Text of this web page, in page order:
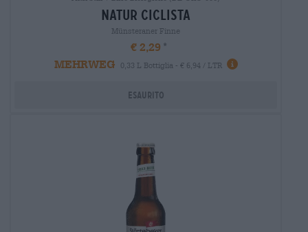
natur Ciclista
Münsteraner Finne
€ 2,29
MEHRWEG
0,33 L Bottiglia - € 6,94 / LTR
Esaurito